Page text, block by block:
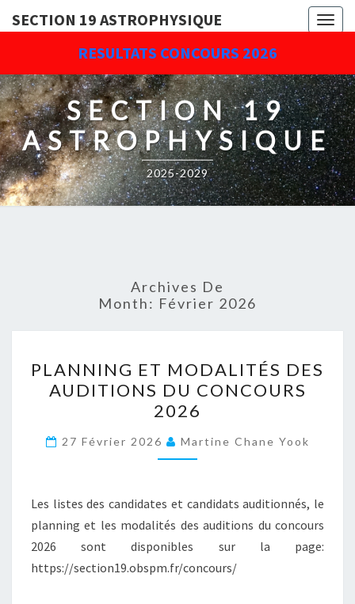
RESULTATS CONCOURS 2026
SECTION 19 ASTROPHYSIQUE
SECTION 19
ASTROPHYSIQUE
2025-2029
Archives De
Month: Février 2026
ET
MODALITÉS
DES
AUDITIONS
DU
2026
PLANNING ET MODALITÉS DES
AUDITIONS DU CONCOURS
2026
27 Février 2026 Martine Chane Yook
Les listes des candidates et candidats auditionnés, le
planning et les modalités des auditions du concours
2026 sont disponibles sur la page:
https://section19.obspm.fr/concours/